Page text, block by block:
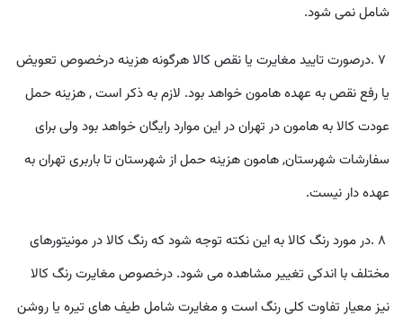
شامل نمی شود.
٧ .درصورت تاييد مغايرت يا نقص کالا هرگونه هزينه درخصوص تعويض
يا رفع نقص به عهده هامون خواهد بود. لازم به ذکر است , هزینه حمل
عودت کالا به هامون در تهران در این موارد رایگان خواهد بود ولی برای
سفارشات شهرستان, هامون هزینه حمل از شهرستان تا باربری تهران به
عهده دار نیست.
٨ .در مورد رنگ کالا به اين نکته توجه شود که رنگ کالا در مونيتورهای
مختلف با اندکی تغيير مشاهده می شود. درخصوص مغايرت رنگ کالا
نيز معيار تفاوت کلی رنگ است و مغايرت شامل طيف های تيره يا روشن